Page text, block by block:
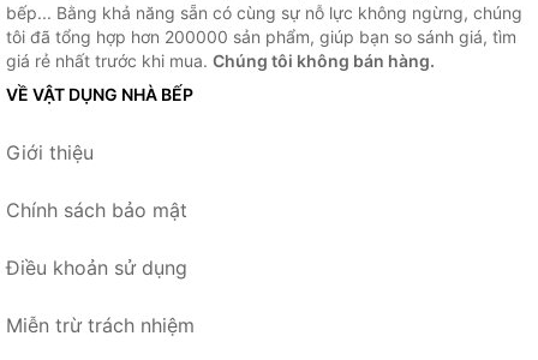
bếp... Bằng khả năng sẵn có cùng sự nỗ lực không ngừng, chúng
tôi đã tổng hợp hơn 200000 sản phẩm, giúp bạn so sánh giá, tìm
giá rẻ nhất trước khi mua. Chúng tôi không bán hàng.
VỀ VẬT DỤNG NHÀ BẾP
Giới thiệu
Chính sách bảo mật
Điều khoản sử dụng
Miễn trừ trách nhiệm